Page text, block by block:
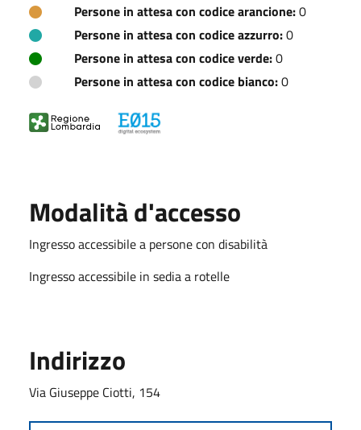
Persone in attesa con codice arancione:0
Persone in attesa con codice azzurro:0
Persone in attesa con codice verde:0
Persone in attesa con codice bianco:0
Modalità d'accesso
Ingresso accessibile a persone con disabilità
Ingresso accessibile in sedia a rotelle
Indirizzo
Via Giuseppe Ciotti, 154